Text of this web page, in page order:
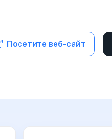
Посетите веб-сайт